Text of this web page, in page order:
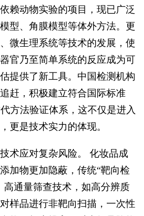
赖动物实验的项目，现已广泛
型、角膜模型等体外方法。更
微生理系统等技术的发展，使
官乃至简单系统的反应成为可
提供了新工具。中国检测机构
赶，积极建立符合国际标准
方法验证体系，这不仅是进入
更是技术实力的体现。
术应对复杂风险。 化妆品成
加物更加隐蔽，传统“靶向检
高通量筛查技术，如高分辨质
样品进行非靶向扫描，一次性